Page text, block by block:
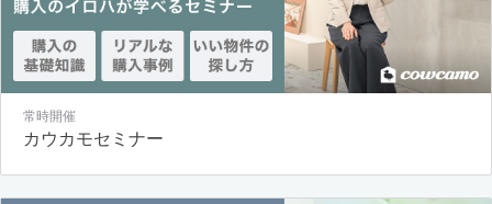
常時開催
カウカモセミナー